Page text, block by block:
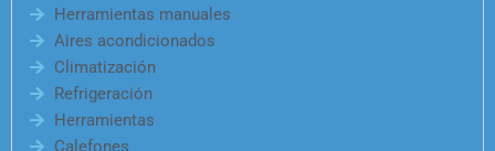
Herramientas manuales
Aires acondicionados
Climatización
Refrigeración
Herramientas
Calefones